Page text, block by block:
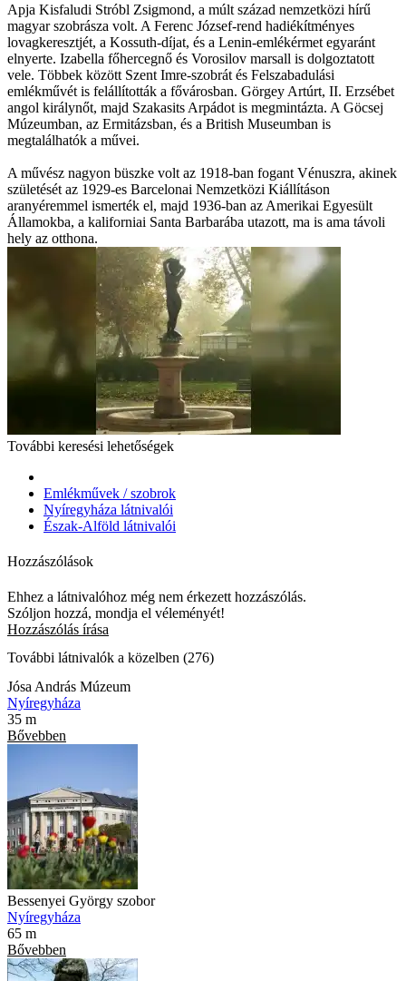
Apja Kisfaludi Stróbl Zsigmond, a múlt század nemzetközi hírű
magyar szobrásza volt. A Ferenc József-rend hadiékítményes
lovagkeresztjét, a Kossuth-díjat, és a Lenin-emlékérmet egyaránt
elnyerte. Izabella főhercegnő és Vorosilov marsall is dolgoztatott
vele. Többek között Szent Imre-szobrát és Felszabadulási
emlékművét is felállították a fővárosban. Görgey Artúrt, II. Erzsébet
angol királynőt, majd Szakasits Arpádot is megmintázta. A Göcsej
Múzeumban, az Ermitázsban, és a British Museumban is
megtalálhatók a művei.
A művész nagyon büszke volt az 1918-ban fogant Vénuszra, akinek
születését az 1929-es Barcelonai Nemzetközi Kiállításon
aranyéremmel ismerték el, majd 1936-ban az Amerikai Egyesült
Államokba, a kaliforniai Santa Barbarába utazott, ma is ama távoli
hely az otthona.
További keresési lehetőségek
Emlékművek / szobrok
Nyíregyháza látnivalói
Észak-Alföld látnivalói
Hozzászólások
Ehhez a látnivalóhoz még nem érkezett hozzászólás.
Szóljon hozzá, mondja el véleményét!
Hozzászólás írása
További látnivalók a közelben (276)
Jósa András Múzeum
Nyíregyháza
35 m
Bővebben
Bessenyei György szobor
Nyíregyháza
65 m
Bővebben